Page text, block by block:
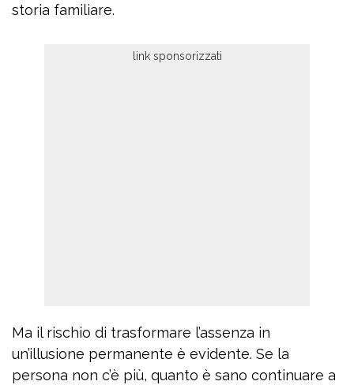
storia familiare.
Ma il rischio di trasformare l’assenza in
un’illusione permanente è evidente. Se la
persona non c’è più, quanto è sano continuare a